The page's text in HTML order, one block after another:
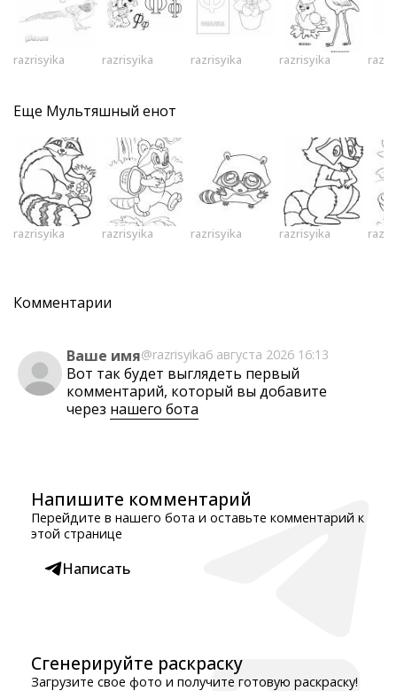
razrisyika razrisyika razrisyika razrisyika
Еще Мультяшный енот
razrisyika razrisyika razrisyika razrisyika
Комментарии
Ваше имя@razrisyika6 августа 2026 16:13
Вот так будет выглядеть первый
комментарий, который вы добавите
через нашего бота
Напишите комментарий
Перейдите в нашего бота и оставьте комментарий к
этой странице
Написать
Сгенерируйте раскраску
Загрузите свое фото и получите готовую раскраску!